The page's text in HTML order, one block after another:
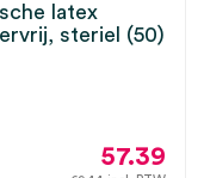
latex
steriel (50)
57.39